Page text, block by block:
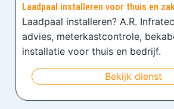
Laadpaal installeren voor thuis en
Laadpaal installeren? A.R.
advies, meterkastcontrole,
installatie voor thuis en bedrijf.
Bekijk dienst